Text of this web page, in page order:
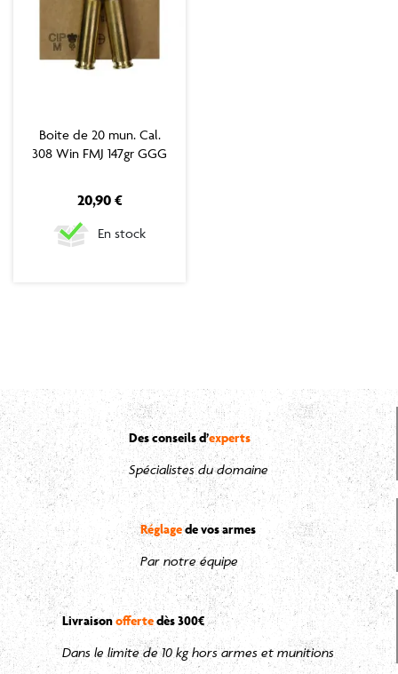
Boite de 20 mun. Cal.
308 Win FMJ 147gr GGG
Prix
20,90 €
En stock
Des conseils d’experts
Spécialistes du domaine
Réglagede vos armes
Par notre équipe
Livraisonoffertedès 300€
Dans le limite de 10 kg hors armes et munitions